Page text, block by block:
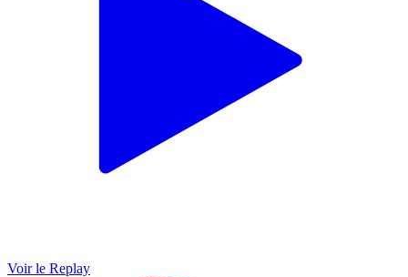
Voir le Replay